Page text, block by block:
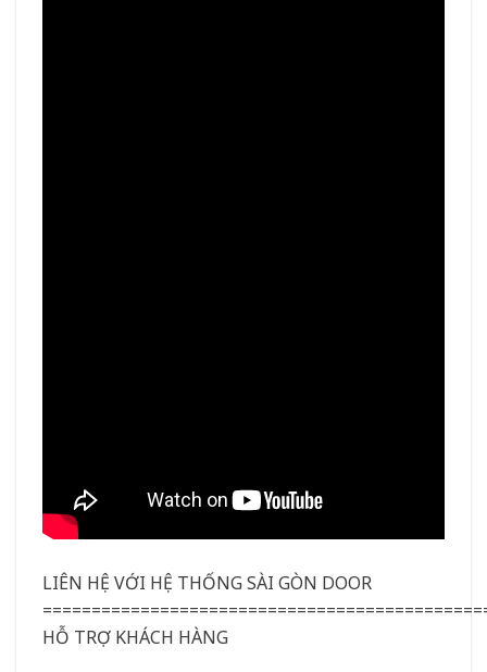
LIÊN HỆ VỚI HỆ THỐNG SÀI GÒN DOOR
HỖ TRỢ KHÁCH HÀNG